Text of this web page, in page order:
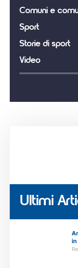
Comuni e
Sport
Storie di sport
Video
Ultimi
in